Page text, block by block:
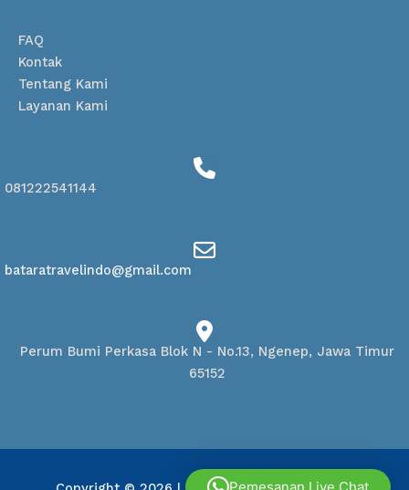
FAQ
Kontak
Tentang Kami
Layanan Kami
081222541144
bataratravelindo@gmail.com
Perum Bumi Perkasa Blok N - No.13, Ngenep, Jawa Timur
65152